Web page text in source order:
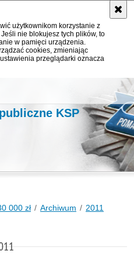
użytkownikom korzystanie z
nie blokujesz tych plików, to
w pamięci urządzenia.
cookies, zmieniając
przeglądarki oznacza
KSP
000 zł Archiwum 2011